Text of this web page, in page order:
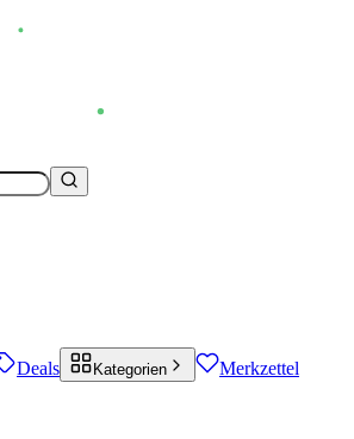
Deals Kategorien Merkzettel